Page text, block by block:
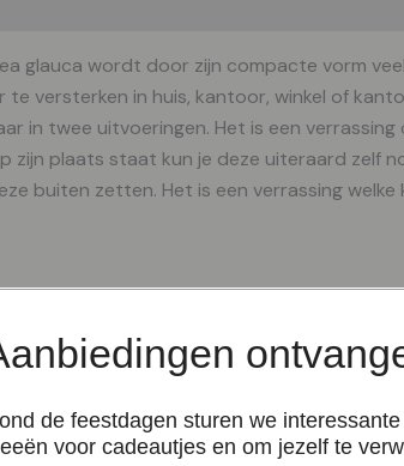
glauca wordt door zijn compacte vorm
versterken in huis, kantoor, winkel of
in twee uitvoeringen. Het is een
plaats staat kun je deze uiteraard zelf
buiten zetten. Het is een verrassing
Festuca
de feestdagen sturen we
voor cadeautjes en om jezelf te